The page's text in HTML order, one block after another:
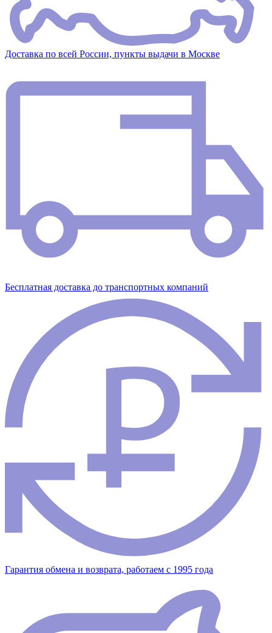
Доставка по всей России, пункты выдачи в Москве
Бесплатная доставка до транспортных компаний
Гарантия обмена и возврата, работаем с 1995 года